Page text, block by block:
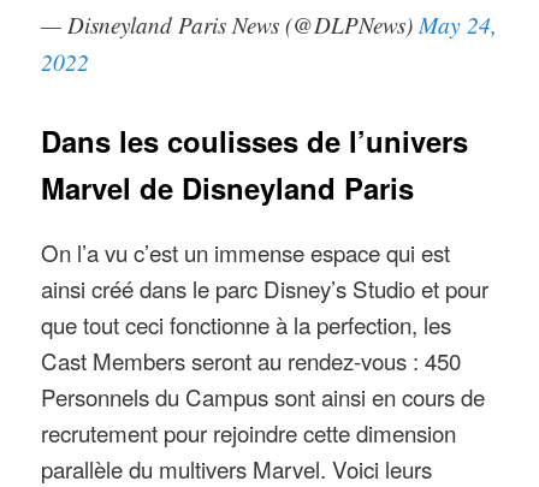
— Disneyland Paris News (@DLPNews) May 24,
2022
Dans les coulisses de l’univers
Marvel de Disneyland Paris
On l’a vu c’est un immense espace qui est
ainsi créé dans le parc Disney’s Studio et pour
que tout ceci fonctionne à la perfection, les
Cast Members seront au rendez-vous : 450
Personnels du Campus sont ainsi en cours de
recrutement pour rejoindre cette dimension
parallèle du multivers Marvel. Voici leurs